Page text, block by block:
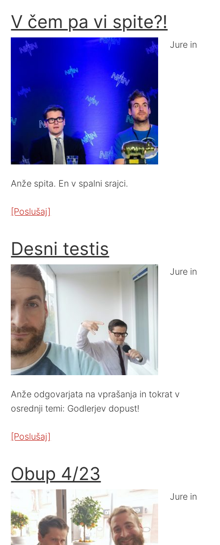
V čem pa vi spite?!
Jure in
Anže spita. En v spalni srajci.
[Poslušaj]
Desni testis
Jure in
Anže odgovarjata na vprašanja in tokrat v
osrednji temi: Godlerjev dopust!
[Poslušaj]
Obup 4/23
Jure in